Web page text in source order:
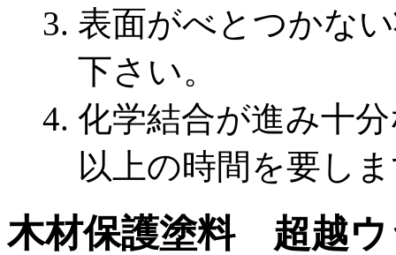
表面がべとつかな
下さい。
化学結合が進み十
以上の時間を要し
木材保護塗料 超越ウ